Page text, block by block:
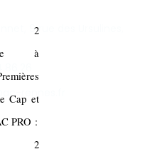
2
à
Cap et
PRO :
2
9 rue des Ursulines,
rennes.fr